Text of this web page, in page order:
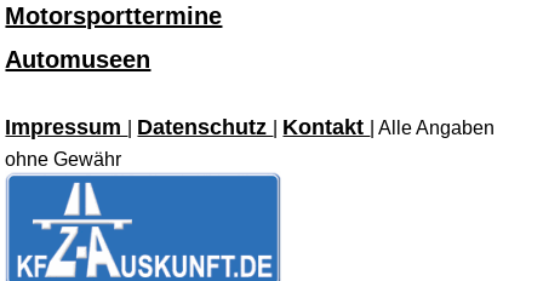
Motorsporttermine
Automuseen
Impressum Datenschutz Kontakt
| Alle Angaben
ohne Gewähr